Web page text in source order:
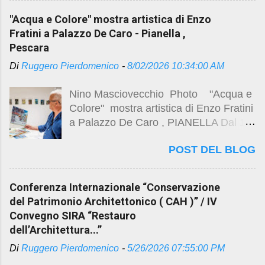
dannunzio-montesilvano-422f0704-
acc0-4b79-90fd-ec0fce3d7b7b.html
https://www.impresadecesare.it/wp-
Maris-Montesilvano.jpg Visita Post
https://studio.ruggeropierdomenicodott
magistralearchitettura.design/2026/03/
stella-maris-apre-le-porte-ai-
https://maps.app.goo.gl/kNyd81QoPMg
t6Y7X6
Continuano i lavori di restauro del
palazzo de Caro Per gli studi e
post ...
"Acqua e Colore" mostra artistica di Enzo
Fratini a Palazzo De Caro - Pianella ,
Pescara
Di Ruggero Pierdomenico - 8/02/2026 10:34:00 AM
Nino Masciovecchio Photo "Acqua e
Colore" mostra artistica di Enzo Fratini
a Palazzo De Caro , PIANELLA Dal 1°
https://studio.ruggeropierdomenicodott
magistralearchitettura.design/2026/08/
acqua-e-colore-mostra-artistica-di-
enzo.html
POST DEL BLOG
Conferenza Internazionale “Conservazione
del Patrimonio Architettonico ( CAH )” / IV
Convegno SIRA “Restauro
dell’Architettura...”
Di Ruggero Pierdomenico - 5/26/2026 07:55:00 PM